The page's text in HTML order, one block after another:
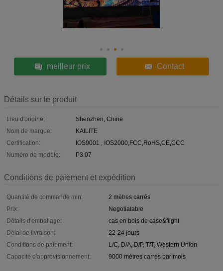
meilleur prix Contact
Détails sur le produit
Lieu d'origine:
Shenzhen, Chine
Nom de marque:
KAILITE
Certification:
IOS9001 , IOS2000,FCC,RoHS,CE,CCC
Numéro de modèle:
P3.07
Conditions de paiement et expédition
Quantité de commande min:
2 mètres carrés
Prix:
Negotiatable
Détails d'emballage:
cas en bois de case&flight
Délai de livraison:
22-24 jours
Conditions de paiement:
L/C, D/A, D/P, T/T, Western Union
Capacité d'approvisionnement:
9000 mètres carrés par mois